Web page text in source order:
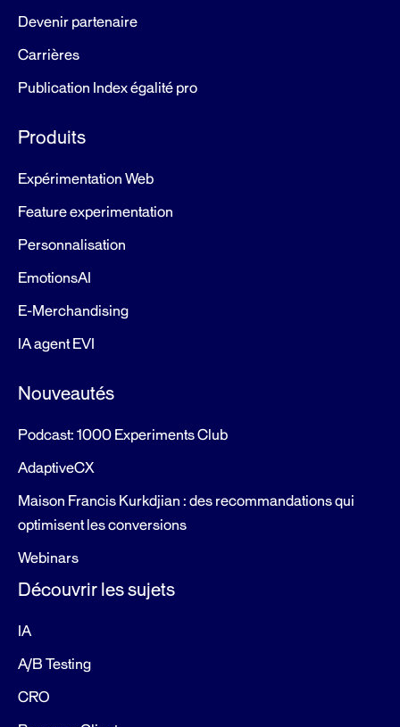
Devenir partenaire
Carrières
Publication Index égalité pro
Produits
Expérimentation Web
Feature experimentation
Personnalisation
EmotionsAI
E-Merchandising
IA agent EVI
Nouveautés
Podcast: 1000 Experiments Club
AdaptiveCX
Maison Francis Kurkdjian : des recommandations qui
optimisent les conversions
Webinars
Découvrir les sujets
IA
A/B Testing
CRO